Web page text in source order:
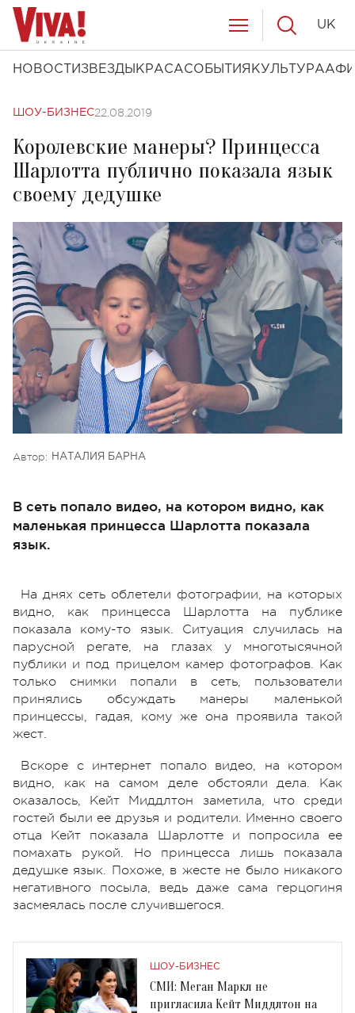
НОВОСТИ ЗВЕЗДЫ КРАСАСОБЫТИЯ КУЛЬТУРА
UK
ШОУ-БИЗНЕС22.08.2019
Королевские манеры? Принцесса
Шарлотта публично показала язык
своему дедушке
Автор: НАТАЛИЯ БАРНА
В сеть попало видео, на котором видно, как
маленькая принцесса Шарлотта показала
язык.
На днях сеть облетели фотографии, на которых
видно, как принцесса Шарлотта на публике
показала кому-то язык. Ситуация случилась на
парусной регате, на глазах у многотысячной
публики и под прицелом камер фотографов. Как
только снимки попали в сеть, пользователи
принялись обсуждать манеры маленькой
принцессы, гадая, кому же она проявила такой
жест.
Вскоре с интернет попало видео, на котором
видно, как на самом деле обстояли дела. Как
оказалось, Кейт Миддлтон заметила, что среди
гостей были ее друзья и родители. Именно своего
отца Кейт показала Шарлотте и попросила ее
помахать рукой. Но принцесса лишь показала
дедушке язык. Похоже, в жесте не было никакого
негативного посыла, ведь даже сама герцогиня
засмеялась после случившегося.
ШОУ-БИЗНЕС
СМИ: Меган Маркл не
пригласила Кейт Миддлтон на